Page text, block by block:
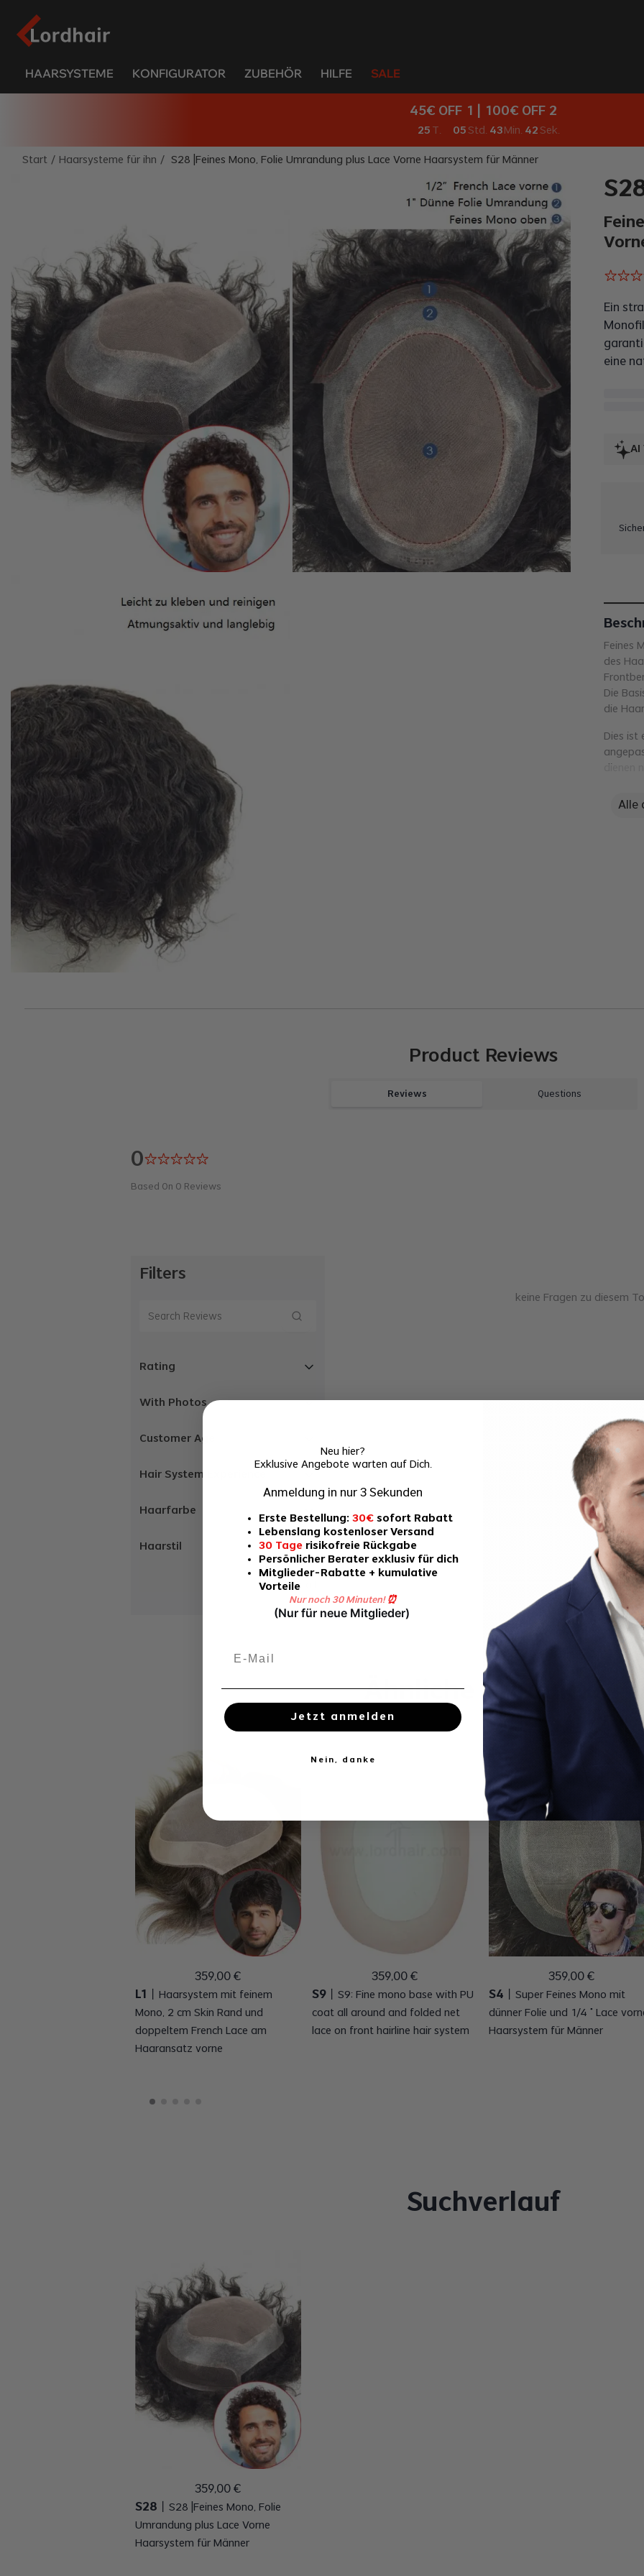
HAARSYSTEME KONFIGURATOR ZUBEHÖR HILFE SALE
45€ OFF 1 | 100€ OFF 2
25 T. 05Std. 43 Min. 41Sek.
Start / Haarsysteme für ihn / S28 |Feines Mono, Folie Umrandung plus Lace Vorne Haarsystem für Männer
Ein
eine
AI
Feines
des
Die
die
Dies ist
die
Alle
Product Reviews
Reviews Questions
0
Based On 0 Reviews
Filters
Rating
With Photos
Customer Age
Hair System Experience
Haarfarbe
Haarstil
Clear all
keine Fragen zu diesem
Ähnliche Produkte
359,00 €
L1
Haarsystem mit feinem
Mono, 2 cm Skin Rand und
doppeltem French Lace am
Haaransatz vorne
359,00 €
S9丨 S9: Fine mono base with PU
coat all around and folded net
lace on front hairline hair system
359,00 €
S4
Super Feines Mono mit
dünner Folie und 1/4 " Lace
Haarsystem für Männer
Suchverlauf
359,00 €
S28
S28 |Feines Mono, Folie
Umrandung plus Lace Vorne
Haarsystem für Männer
Neu hier?
Exklusive Angebote warten auf Dich.
Anmeldung in nur 3 Sekunden
Erste Bestellung: 30€ sofort Rabatt
Lebenslang kostenloser Versand
30 Tage risikofreie Rückgabe
Persönlicher Berater exklusiv für dich
Mitglieder-Rabatte + kumulative
Vorteile
Nur noch 30 Minuten!⏰
(Nur für neue Mitglieder)
Jetzt anmelden
Nein, danke